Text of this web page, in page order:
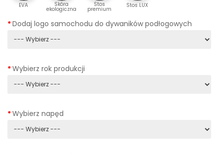
EVA Skóra
ekologiczna
Stos
premium
Stos LUX
Dodaj logo samochodu do dywaników podłogowych
Wybierz rok produkcji
Wybierz napęd